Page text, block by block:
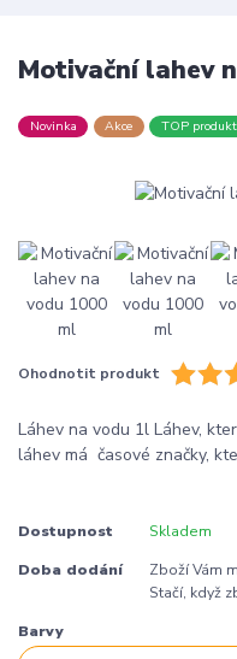
Motivační lahev
Novinka Akce TOP produkt
Ohodnotit produkt
Láhev na vodu 1l Láhev,
láhev má časové značky,
Dostupnost Skladem
Doba dodání
Zboží Vám
Stačí, když
Barvy